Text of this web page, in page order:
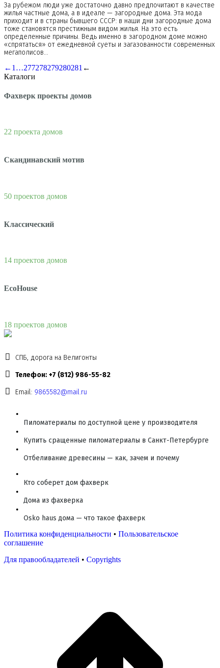
За рубежом люди уже достаточно давно предпочитают в качестве
жилья частные дома, а в идеале — загородные дома. Эта мода
приходит и в страны бывшего СССР: в наши дни загородные дома
тоже становятся престижным видом жилья. На это есть
определенные причины. Ведь именно в загородном доме можно
«спрятаться» от ежедневной суеты и загазованности современных
мегаполисов…
← 1 …277278279280281 ←
Каталоги
Фахверк проекты домов
22 проекта домов
Скандинавский мотив
50 проектов домов
Классический
14 проектов домов
EcoHouse
18 проектов домов
СПБ, дорога на Велигонты
Телефон: +7 (812) 986-55-82
Email: 9865582@mail.ru
Пиломатериалы по доступной цене у производителя
Купить сращенные пиломатериалы в Санкт-Петербурге
Отбеливание древесины — как, зачем и почему
Кто соберет дом фахверк
Дома из фахверка
Osko haus дома — что такое фахверк
Политика конфиденциальности • Пользовательское
соглашение
Для правообладателей • Copyrights